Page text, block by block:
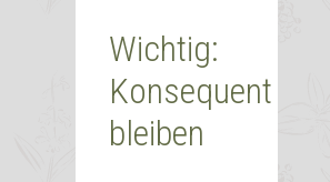
Wichtig:
Konsequent
bleiben